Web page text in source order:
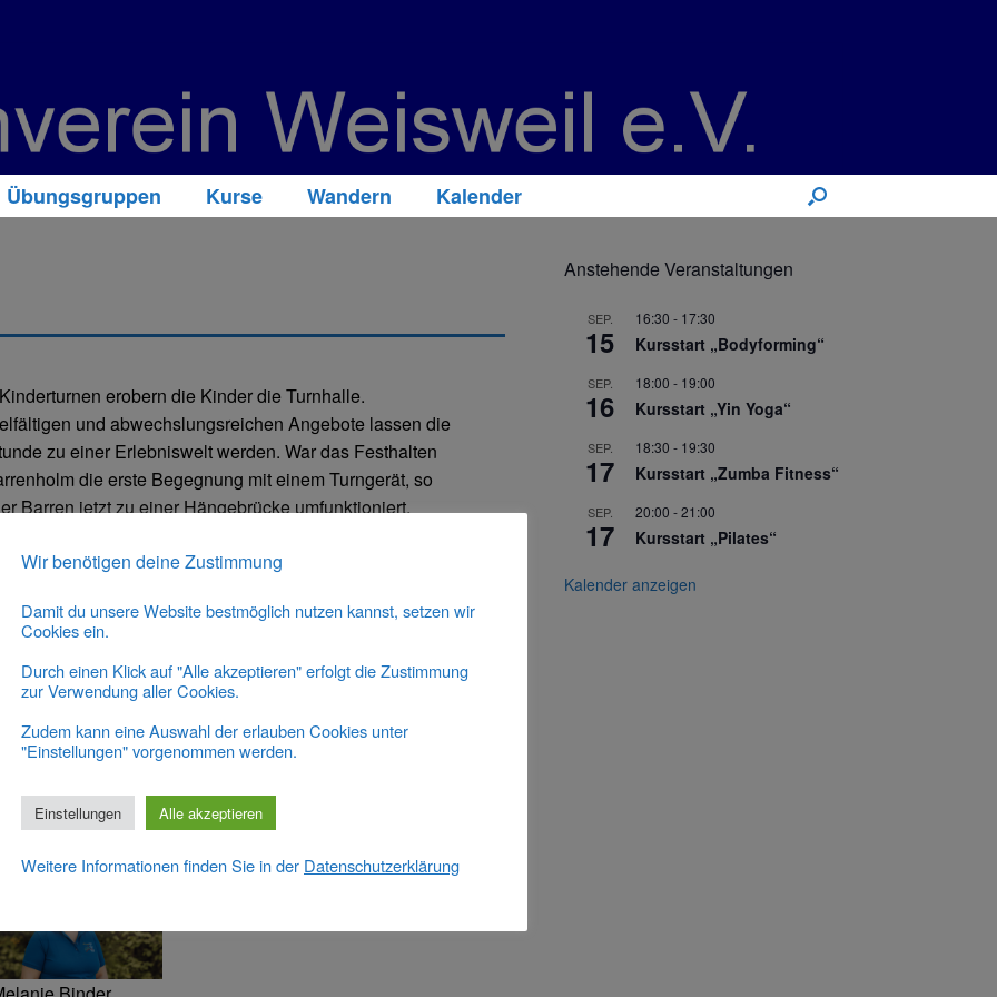
Übungsgruppen Kurse Wandern Kalender
erobern die Kinder die Turnhalle.
und abwechslungsreichen Angebote lassen die
zu einer Erlebniswelt werden. War das Festhalten
die erste Begegnung mit einem Turngerät, so
Barren jetzt zu einer Hängebrücke umfunktioniert.
aktives Handeln, kreativen und fantasievollen Umgang
Umwelt lernen die Kinder, die vorhandenen
ihrer Alltagsmotorik zu verbessern sowie ihr
zu erweitern.
soll für die Kinder eine normfreie
sein, geprägt von Offenheit, Vielseitigkeit,
und einem hohen Grad an
Weisweil
Anstehende Veranstaltungen
SEP.
15
16:30 - 17:30
Kursstart „Bodyforming“
SEP.
16
18:00 - 19:00
Kursstart „Yin Yoga“
SEP.
17
18:30 - 19:30
Kursstart „Zumba Fitness“
SEP.
17
20:00 -21:00
Kursstart „Pilates“
Kalender anzeigen
Wir benötigen deine Zustimmung
Damit du unsere Website bestmöglich nutzen kannst, setzen wir
Cookies ein.
Durch einen Klick auf "Alle akzeptieren" erfolgt die Zustimmung
zur Verwendung aller Cookies.
Zudem kann eine Auswahl der erlauben Cookies unter
"Einstellungen" vorgenommen werden.
Einstellungen Alle akzeptieren
Weitere Informationen finden Sie in der Datenschutzerklärung